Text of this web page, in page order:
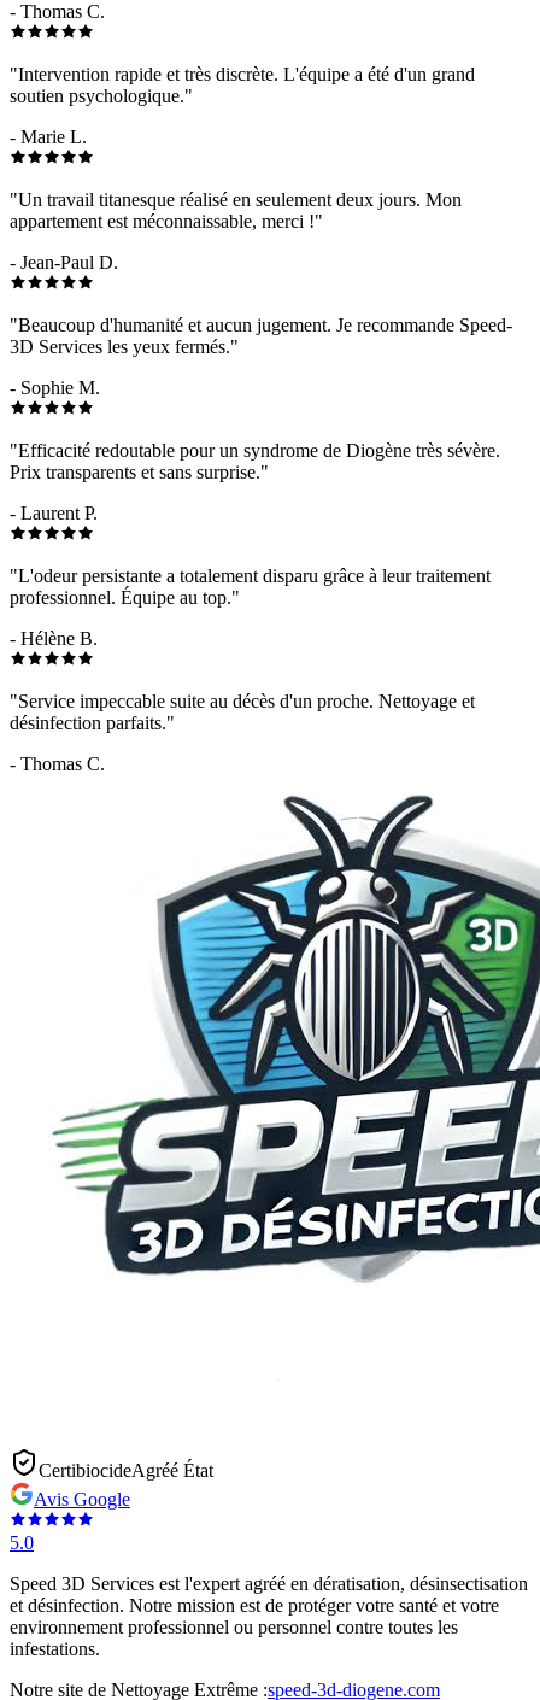
- Thomas C.
"Intervention rapide et très discrète. L'équipe a été d'un grand
soutien psychologique."
- Marie L.
"Un travail titanesque réalisé en seulement deux jours. Mon
appartement est méconnaissable, merci !"
- Jean-Paul D.
"Beaucoup d'humanité et aucun jugement. Je recommande Speed-
3D Services les yeux fermés."
- Sophie M.
"Efficacité redoutable pour un syndrome de Diogène très sévère.
Prix transparents et sans surprise."
- Laurent P.
"L'odeur persistante a totalement disparu grâce à leur traitement
professionnel. Équipe au top."
- Hélène B.
"Service impeccable suite au décès d'un proche. Nettoyage et
désinfection parfaits."
- Thomas C.
CertibiocideAgréé État
Avis Google
5.0
Speed 3D Services est l'expert agréé en dératisation, désinsectisation
et désinfection. Notre mission est de protéger votre santé et votre
environnement professionnel ou personnel contre toutes les
infestations.
Notre site de Nettoyage Extrême :speed-3d-diogene.com